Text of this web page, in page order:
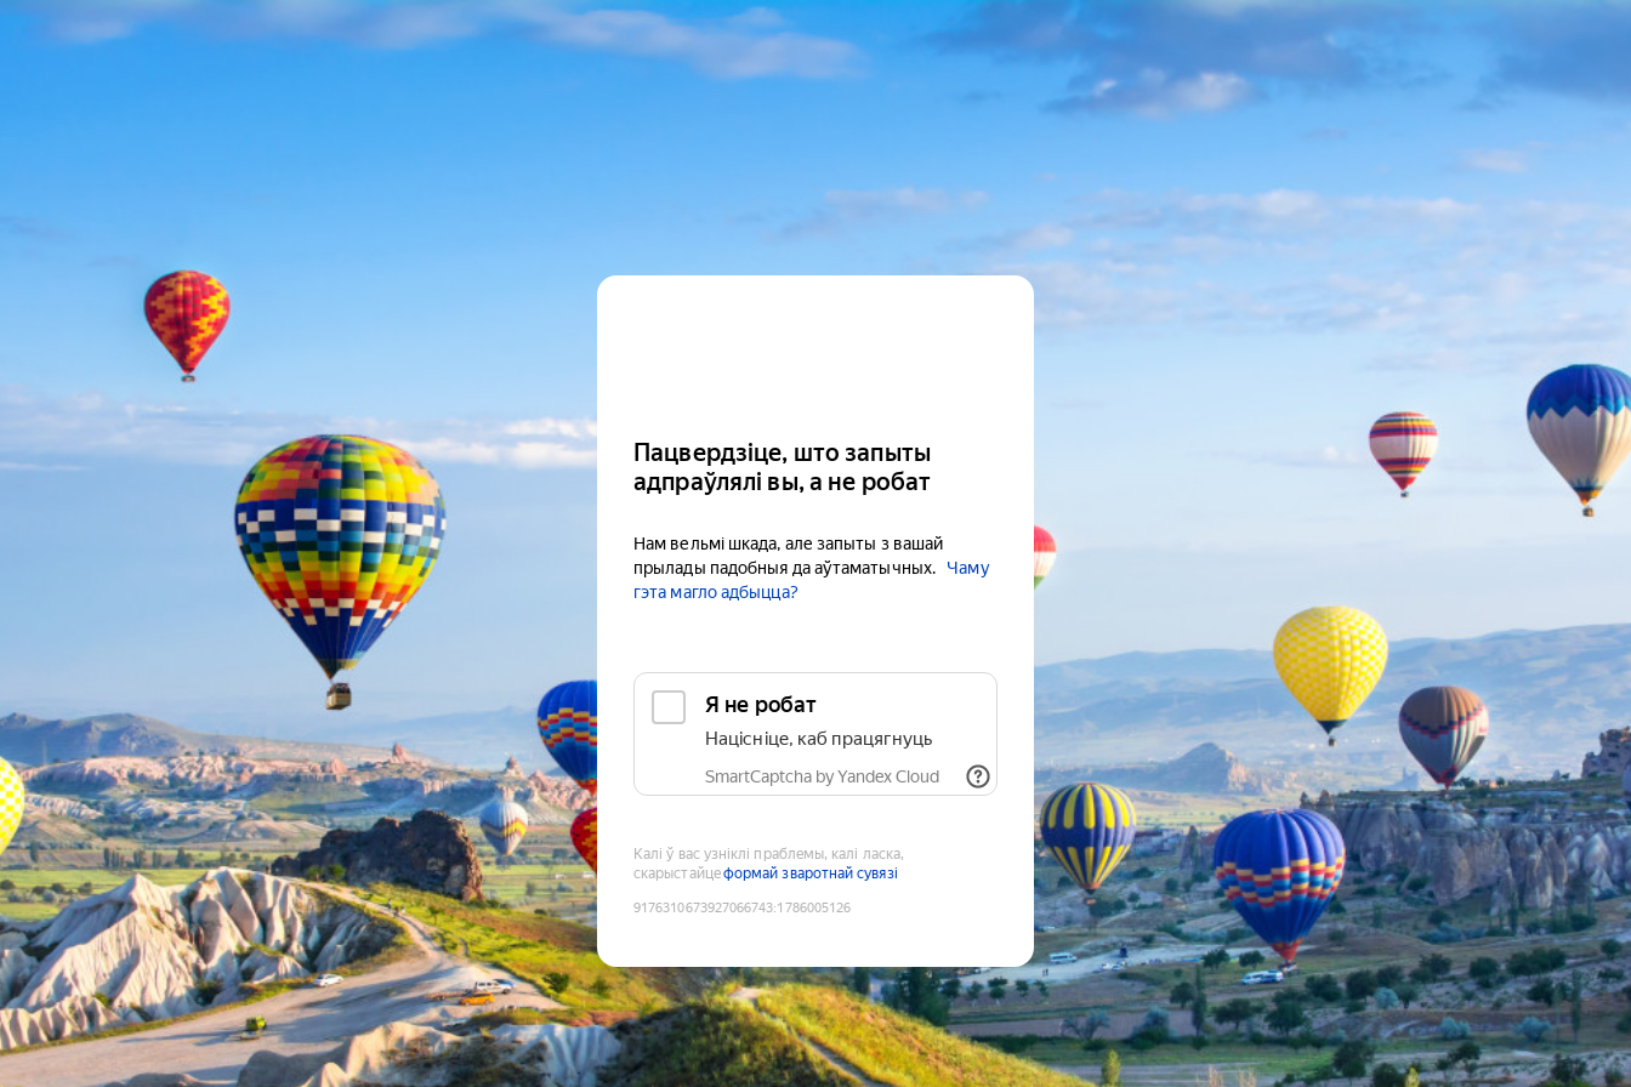
Пацвердзіце, што запыты
адпраўлялі вы, а не робат
Нам вельмі шкада, але запыты з вашай
прылады падобныя да аўтаматычных.
Чаму
гэта магло адбыцца?
Я не робат
Націсніце, каб працягнуць
SmartCaptcha by Yandex Cloud
Калі ў вас узніклі праблемы, калі ласка,
скарыстайцеформай зваротнай сувязі
9176310673927066743:1786005126